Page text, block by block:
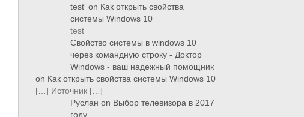
test' on Как открыть свойства
системы Windows 10
test
Свойство системы в windows 10
через командную строку - Доктор
Windows - ваш надежный помощник
on Как открыть свойства системы Windows 10
[…] Источник […]
Руслан on Выбор телевизора в 2017
году